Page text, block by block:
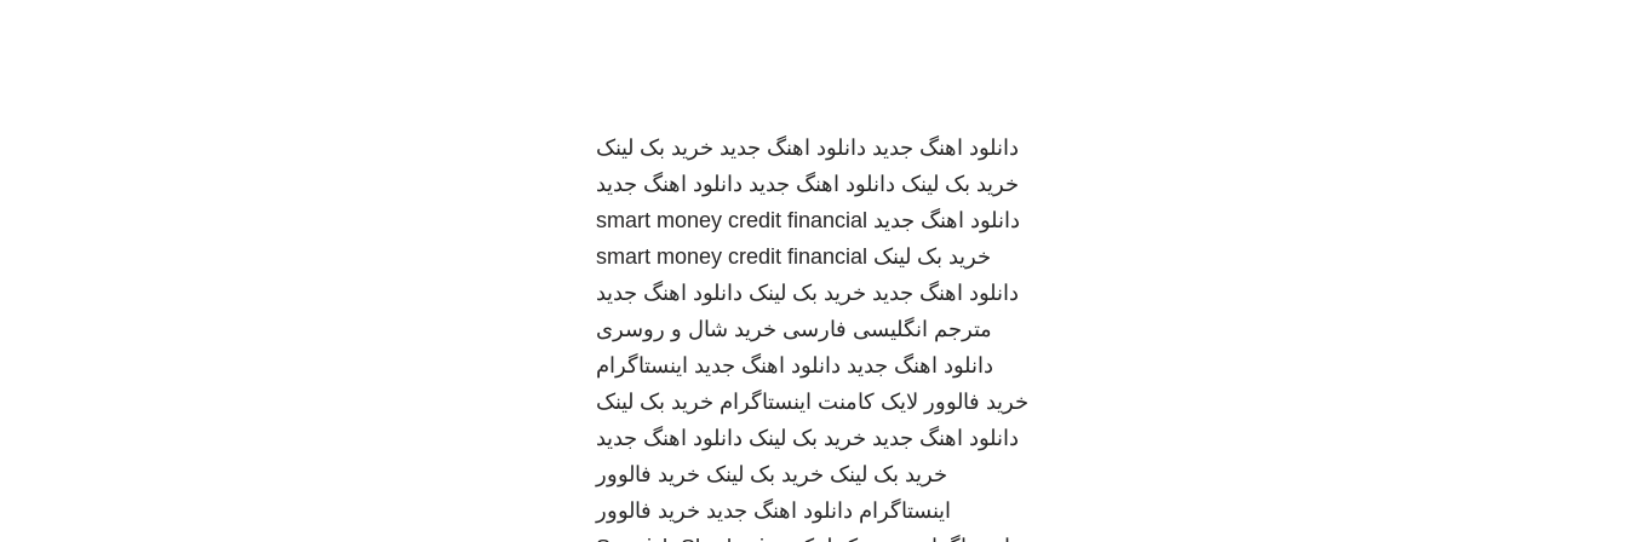
دانلود اهنگ جدید دانلود اهنگ جدید خرید بک لینک
خرید بک لینک دانلود اهنگ جدید دانلود اهنگ جدید
دانلود اهنگ جدید smart money credit financial
خرید بک لینک smart money credit financial
دانلود اهنگ جدید خرید بک لینک دانلود اهنگ جدید
مترجم انگلیسی فارسی خرید شال و روسری
دانلود اهنگ جدید دانلود اهنگ جدید اینستاگرام
خرید فالوور لایک کامنت اینستاگرام خرید بک لینک
دانلود اهنگ جدید خرید بک لینک دانلود اهنگ جدید
خرید بک لینک خرید بک لینک خرید فالوور
اینستاگرام دانلود اهنگ جدید خرید فالوور